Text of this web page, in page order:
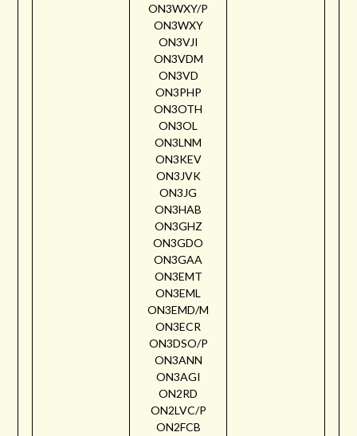
ON3WXY/P
ON3WXY
ON3VJI
ON3VDM
ON3VD
ON3PHP
ON3OTH
ON3OL
ON3LNM
ON3KEV
ON3JVK
ON3JG
ON3HAB
ON3GHZ
ON3GDO
ON3GAA
ON3EMT
ON3EML
ON3EMD/M
ON3ECR
ON3DSO/P
ON3ANN
ON3AGI
ON2RD
ON2LVC/P
ON2FCB